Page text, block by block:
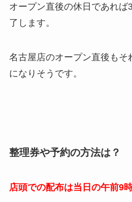
オープン直後の休日であれば
了します。
名古屋店のオープン直後もそ
になりそうです。
整理券や予約の方法は？
店頭での配布は当日の午前9